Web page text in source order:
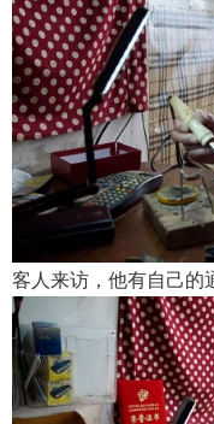
客人来访，他有自己的